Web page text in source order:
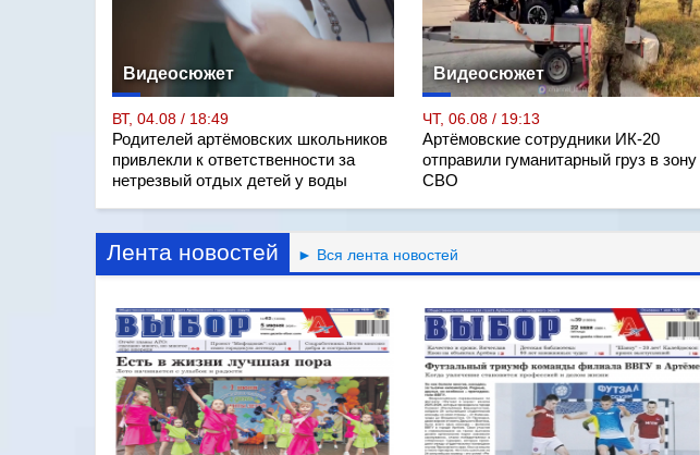
Видеосюжет
ВТ, 04.08 / 18:49
Родителей артёмовских школьников
привлекли к ответственности за
нетрезвый отдых детей у воды
Видеосюжет
ЧТ, 06.08 / 19:13
Артёмовские сотрудники ИК-20
отправили гуманитарный груз в зону
СВО
Лента новостей ► Вся лента новостей